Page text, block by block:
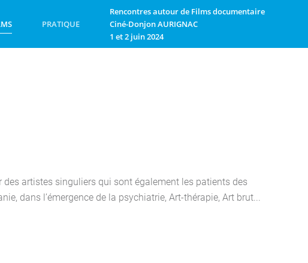
PRATIQUE
Rencontres autour de Films documentaire
Ciné-Donjon AURIGNAC
1 et 2 juin 2024
des artistes singuliers qui sont également les patients des
dans l’émergence de la psychiatrie, Art-thérapie, Art brut...